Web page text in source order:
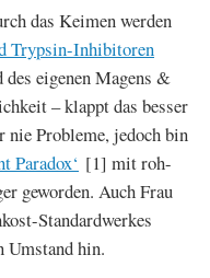
das Keimen werden
Trypsin-Inhibitoren
des eigenen Magens &
– klappt das besser
nie Probleme, jedoch bin
Paradox‘ [1] mit roh-
geworden. Auch Frau
Standardwerkes
Umstand hin.